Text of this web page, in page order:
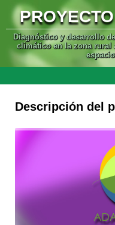
Diagnóstico y desarrollo
climático en la zona rural
Descripción del